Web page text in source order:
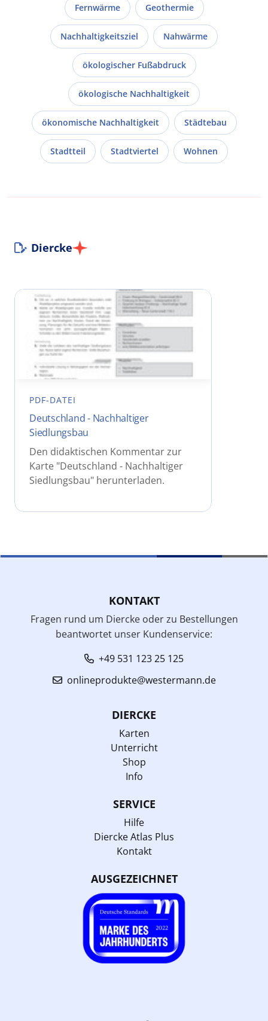
Fernwärme Geothermie
Nachhaltigkeitsziel Nahwärme
ökologischer Fußabdruck
ökologische Nachhaltigkeit
ökonomische Nachhaltigkeit Städtebau
Stadtteil Stadtviertel Wohnen
Diercke
PDF-DATEI
Deutschland - Nachhaltiger
Siedlungsbau
Den didaktischen Kommentar zur
Karte "Deutschland - Nachhaltiger
Siedlungsbau" herunterladen.
KONTAKT
Fragen rund um Diercke oder zu Bestellungen
beantwortet unser Kundenservice:
+49 531 123 25 125
onlineprodukte@westermann.de
DIERCKE
Karten
Unterricht
Shop
Info
SERVICE
Hilfe
Diercke Atlas Plus
Kontakt
AUSGEZEICHNET